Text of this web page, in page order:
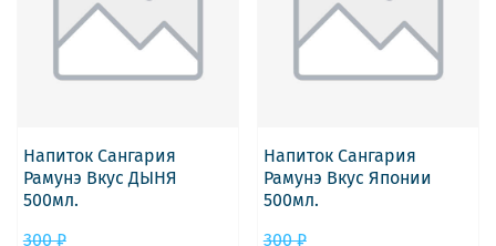
Напиток Сангария
Рамунэ Вкус ДЫНЯ
500мл.
300 ₽
Напиток Сангария
Рамунэ Вкус Японии
500мл.
300 ₽